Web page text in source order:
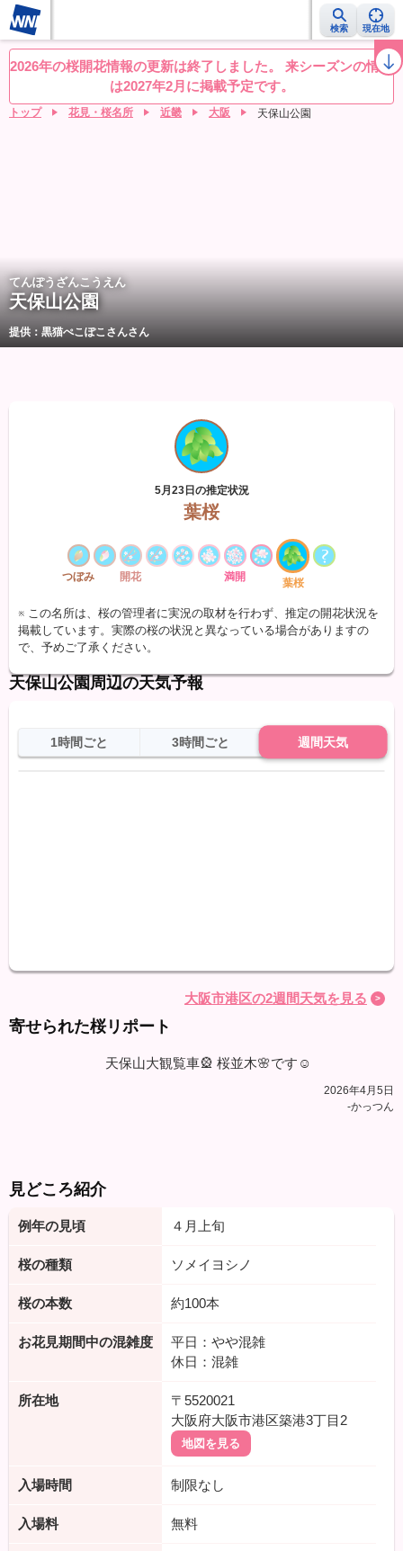
検索 現在地
桜レーダー 名所ランキング 桜開花予想NEWS お花見動画 目的別
2026年の桜開花情報の更新は終了しました。 来シーズンの情報
は2027年2月に掲載予定です。
トップ 花見・桜名所 近畿 大阪 天保山公園
てんぽうざんこうえん
天保山公園
提供：黒猫ぺこぽこさんさん
5月23日の推定状況
葉桜
つぼみ 開花 満開 葉桜
※ この名所は、桜の管理者に実況の取材を行わず、推定の開花状況を
掲載しています。実際の桜の状況と異なっている場合がありますの
で、予めご了承ください。
天保山公園周辺の天気予報
1時間ごと 3時間ごと 週間天気
大阪市港区の2週間天気を見る
寄せられた桜リポート
天保山大観覧車🎡 桜並木🌸です☺️
2026年4月5日
-かっつん
見どころ紹介
例年の見頃 ４月上旬
桜の種類 ソメイヨシノ
桜の本数 約100本
お花見期間中の混雑度
平日：やや混雑
休日：混雑
所在地
〒5520021
大阪府大阪市港区築港3丁目2
地図を見る
入場時間 制限なし
入場料 無料